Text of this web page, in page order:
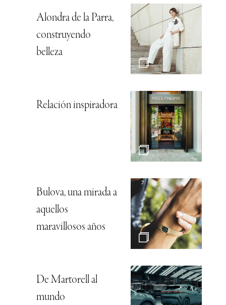
Alondra de la Parra,
construyendo
belleza
Relación inspiradora
Bulova, una mirada a
aquellos
maravillosos años
De Martorell al
mundo